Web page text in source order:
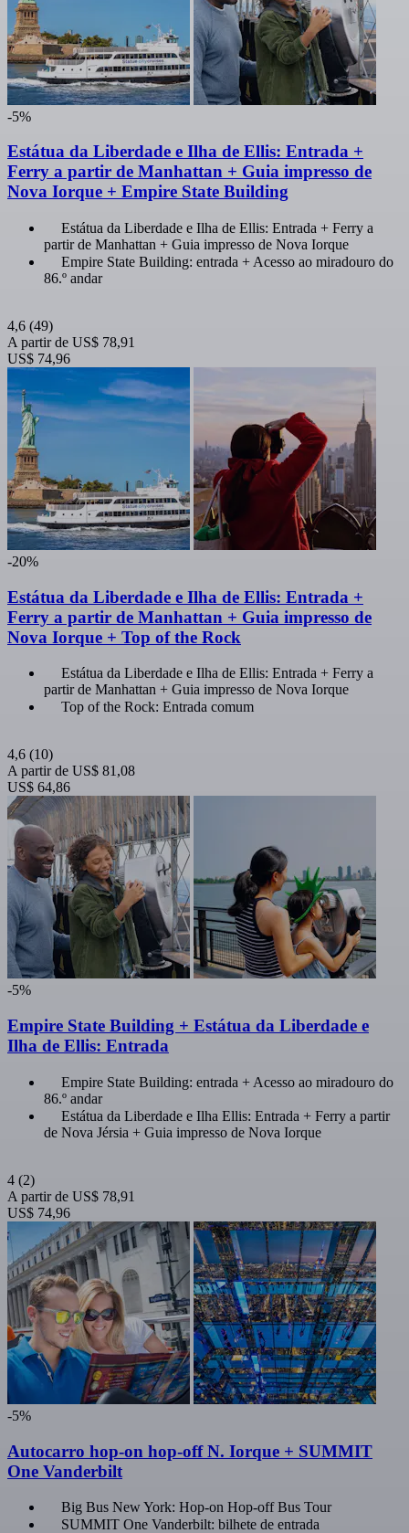
-5%
Estátua da Liberdade e Ilha de Ellis: Entrada +
Ferry a partir de Manhattan + Guia impresso de
Nova Iorque + Empire State Building
Estátua da Liberdade e Ilha de Ellis: Entrada + Ferry a
partir de Manhattan + Guia impresso de Nova Iorque
Empire State Building: entrada + Acesso ao miradouro do
86.º andar
4,6 (49)
A partir de US$ 78,91
US$ 74,96
-20%
Estátua da Liberdade e Ilha de Ellis: Entrada +
Ferry a partir de Manhattan + Guia impresso de
Nova Iorque + Top of the Rock
Estátua da Liberdade e Ilha de Ellis: Entrada + Ferry a
partir de Manhattan + Guia impresso de Nova Iorque
Top of the Rock: Entrada comum
4,6 (10)
A partir de US$ 81,08
US$ 64,86
-5%
Empire State Building + Estátua da Liberdade e
Ilha de Ellis: Entrada
Empire State Building: entrada + Acesso ao miradouro do
86.º andar
Estátua da Liberdade e Ilha Ellis: Entrada + Ferry a partir
de Nova Jérsia + Guia impresso de Nova Iorque
4 (2)
A partir de US$ 78,91
US$ 74,96
-5%
Autocarro hop-on hop-off N. Iorque + SUMMIT
One Vanderbilt
Big Bus New York: Hop-on Hop-off Bus Tour
SUMMIT One Vanderbilt: bilhete de entrada